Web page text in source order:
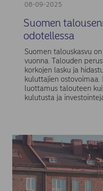
08-09-2025
Suomen
odotellessa
Suomen talouskasvu
vuonna. Talouden
korkojen lasku ja
kuluttajien
luottamus talouteen
kulutusta ja